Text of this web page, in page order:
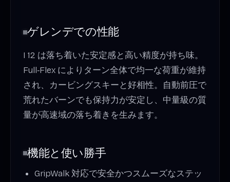
ゲレンデでの性能
I 12 は落ち着いた安定感と高い精度が持ち味。
Full‑Flex によりターン全体で均一な荷重が維持
され、カービングスキーと好相性。自動前圧で
荒れたバーンでも保持力が安定し、中量級の質
量が高速域の落ち着きを生みます。
機能と使い勝手
GripWalk 対応で安全かつスムーズなステッ